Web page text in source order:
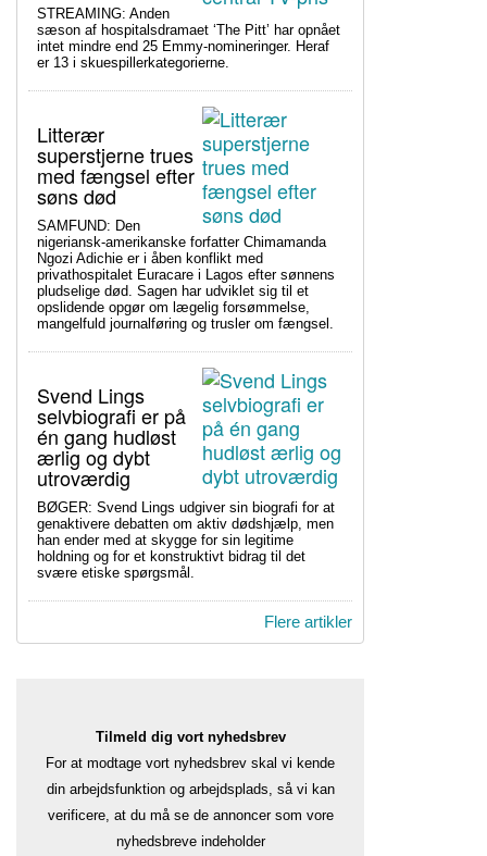
STREAMING: Anden
sæson af hospitalsdramaet ‘The Pitt’ har opnået
intet mindre end 25 Emmy-nomineringer. Heraf
er 13 i skuespillerkategorierne.
Litterær
superstjerne trues
med fængsel efter
søns død
SAMFUND: Den
nigeriansk-amerikanske forfatter Chimamanda
Ngozi Adichie er i åben konflikt med
privathospitalet Euracare i Lagos efter sønnens
pludselige død. Sagen har udviklet sig til et
opslidende opgør om lægelig forsømmelse,
mangelfuld journalføring og trusler om fængsel.
Svend Lings
selvbiografi er på
én gang hudløst
ærlig og dybt
utroværdig
BØGER: Svend Lings udgiver sin biografi for at
genaktivere debatten om aktiv dødshjælp, men
han ender med at skygge for sin legitime
holdning og for et konstruktivt bidrag til det
svære etiske spørgsmål.
Flere artikler
Tilmeld dig vort nyhedsbrev
For at modtage vort nyhedsbrev skal vi kende
din arbejdsfunktion og arbejdsplads, så vi kan
verificere, at du må se de annoncer som vore
nyhedsbreve indeholder